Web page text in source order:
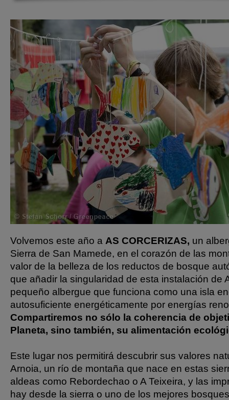
Volvemos este año a AS CORCERIZAS, un
Sierra de San Mamede, en el corazón de las
valor de la belleza de los reductos de bosque
que añadir la singularidad de esta instalación de
pequeño albergue que funciona como una isla
autosuficiente energéticamente por energías
Compartiremos no sólo la coherencia de
Planeta, sino también, su alimentación
Este lugar nos permitirá descubrir sus valores
Arnoia, un río de montaña que nace en estas
aldeas como Rebordechao o A Teixeira, y las
hay desde la sierra o uno de los mejores